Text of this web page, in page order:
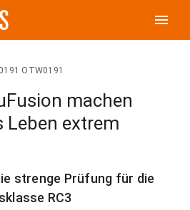
menu
OTW0191
machen
Leben extrem
strenge Prüfung für die
RC3